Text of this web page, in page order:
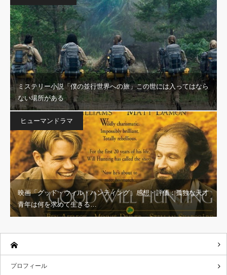
ミステリー小説「僕の並行世界への旅」この世には入ってはなら
ない場所がある
ヒューマンドラマ
映画「グッド・ウィル・ハンティング」感想・評価：孤独な天才
青年は何を求めて生きる…
プロフィール